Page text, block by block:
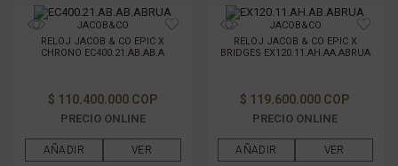
MOVIMIENTO
COLECCIÓN
DIÁMETRO
CAJA
JACOB&CO
RELOJ JACOB & CO EPIC X
CHRONO EC400.21.AB.AB.A
$ 110.400.000 COP
PRECIO ONLINE
AÑADIR VER
JACOB&CO
RELOJ JACOB & CO EPIC X
BRIDGES EX120.11.AH.AA.ABRUA
$ 119.600.000 COP
PRECIO ONLINE
AÑADIR VER